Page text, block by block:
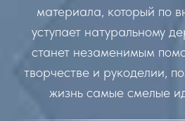
материала, который по
уступает натуральному
станет незаменимым
творчестве и рукоделии,
жизнь самые смелые